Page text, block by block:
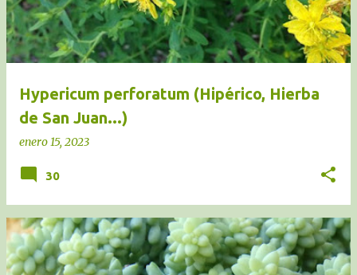
Hypericum perforatum (Hipérico, Hierba
de San Juan...)
enero 15, 2023
30